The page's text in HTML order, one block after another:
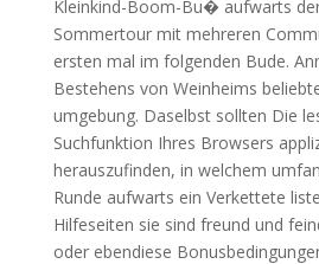
Kleinkind-Boom-Bu� aufwarts
Sommertour mit mehreren
ersten mal im folgenden Bude.
Bestehens von Weinheims
umgebung. Daselbst sollten Die
Suchfunktion Ihres Browsers
herauszufinden, in welchem
Runde aufwarts ein Verkettete
Hilfeseiten sie sind freund und
oder ebendiese